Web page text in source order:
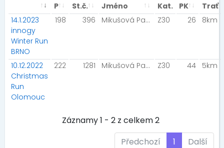
P St.č. Jméno Kat. PK
Trať
14.1.2023
innogy
Winter Run
BRNO
198 396 Mikušová Pavla Z30 26 8km
10.12.2022
Christmas
Run
Olomouc
222 1281 Mikušová Pavla Z30 44 5km
Záznamy 1 - 2 z celkem 2
Předchozí
1 Další